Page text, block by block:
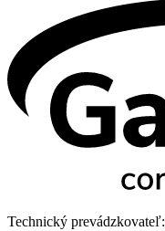
Technický prevádzkovateľ: